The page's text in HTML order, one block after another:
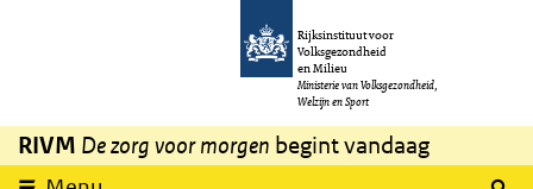
Overslaan en naar de inhoud gaan
Rijksinstituut voor
Volksgezondheid
en Milieu
Ministerie van Volksgezondheid,
Welzijn en Sport
RIVM De zorg voor morgen begint vandaag